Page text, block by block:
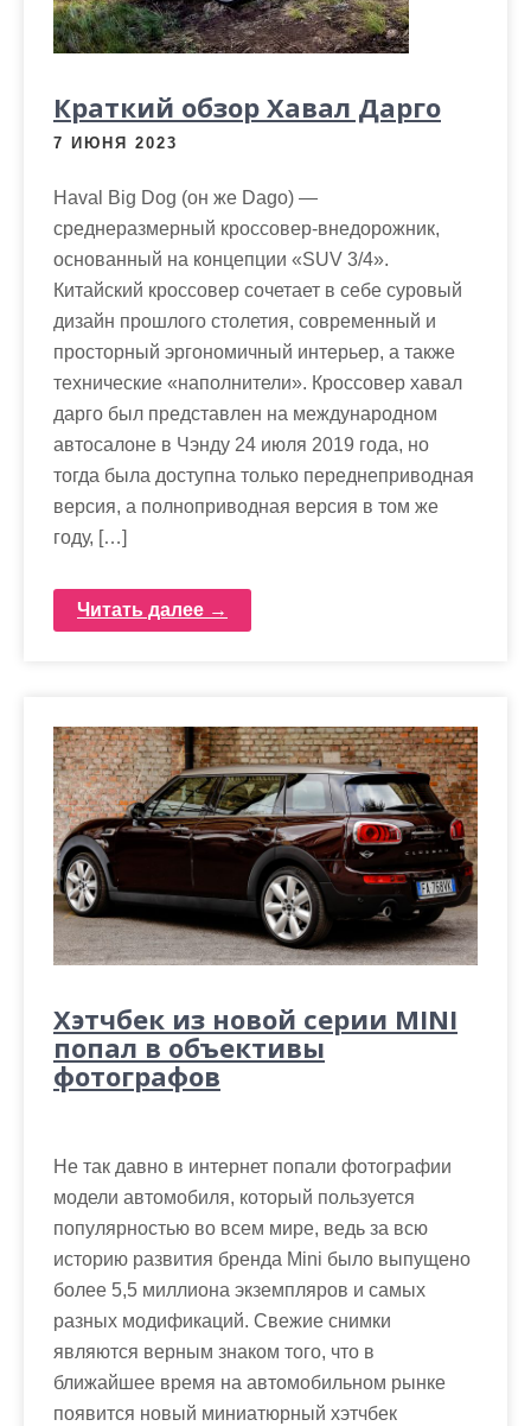
Краткий обзор Хавал Дарго
7 ИЮНЯ 2023
Haval Big Dog (он же Dago) —
среднеразмерный кроссовер-внедорожник,
основанный на концепции «SUV 3/4».
Китайский кроссовер сочетает в себе суровый
дизайн прошлого столетия, современный и
просторный эргономичный интерьер, а также
технические «наполнители». Кроссовер хавал
дарго был представлен на международном
автосалоне в Чэнду 24 июля 2019 года, но
тогда была доступна только переднеприводная
версия, а полноприводная версия в том же
году, […]
Читать далее →
Хэтчбек из новой серии MINI
попал в объективы
фотографов
Не так давно в интернет попали фотографии
модели автомобиля, который пользуется
популярностью во всем мире, ведь за всю
историю развития бренда Mini было выпущено
более 5,5 миллиона экземпляров и самых
разных модификаций. Свежие снимки
являются верным знаком того, что в
ближайшее время на автомобильном рынке
появится новый миниатюрный хэтчбек